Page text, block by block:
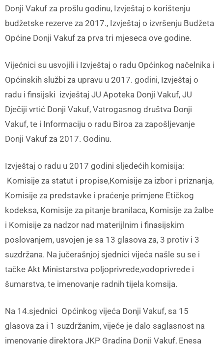
Donji Vakuf za prošlu godinu, Izvještaj o korištenju
budžetske rezerve za 2017., Izvještaj o izvršenju Budžeta
Općine Donji Vakuf za prva tri mjeseca ove godine.
Vijećnici su usvojili i Izvještaj o radu Općinkog načelnika i
Općinskih službi za upravu u 2017. godini, Izvještaj o
radu i finsijski izvještaj JU Apoteka Donji Vakuf, JU
Dječiji vrtić Donji Vakuf, Vatrogasnog društva Donji
Vakuf, te i Informaciju o radu Biroa za zapošljevanje
Donji Vakuf za 2017. Godinu.
Izvještaj o radu u 2017 godini sljedećih komisija:
Komisije za statut i propise,Komisije za izbor i priznanja,
Komisije za predstavke i praćenje primjene Etičkog
kodeksa, Komisije za pitanje branilaca, Komisije za žalbe
i Komisije za nadzor nad materijlnim i finasijskim
poslovanjem, usvojen je sa 13 glasova za, 3 protiv i 3
suzdržana. Na jučerašnjoj sjednici vijeća našle su se i
tačke Akt Ministarstva poljoprivrede,vodoprivrede i
šumarstva, te imenovanje radnih tijela komsija.
Na 14.sjednici Općinkog vijeća Donji Vakuf, sa 15
glasova za i 1 suzdržanim, vijeće je dalo saglasnost na
imenovanje direktora JKP Gradina Donji Vakuf, Enesa